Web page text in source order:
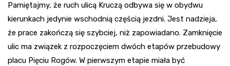
Pamiętajmy, że ruch ulicą Kruczą odbywa się w obydwu
kierunkach jedynie wschodnią częścią jezdni. Jest nadzieja,
że prace zakończą się szybciej, niż zapowiadano. Zamknięcie
ulic ma związek z rozpoczęciem dwóch etapów przebudowy
placu Pięciu Rogów. W pierwszym etapie miała być